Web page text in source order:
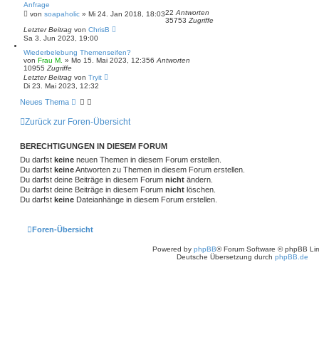
e
u
c
h
e
Anfrage
von soapaholic » Mi 24. Jan 2018, 18:0322 Antworten
35753 Zugriffe
Letzter Beitrag von ChrisB
Sa 3. Jun 2023, 19:00
Wiederbelebung Themenseifen?
von Frau M. » Mo 15. Mai 2023, 12:356 Antworten
10955 Zugriffe
Letzter Beitrag von Tryit
Di 23. Mai 2023, 12:32
Neues Thema
Zurück zur Foren-Übersicht
BERECHTIGUNGEN IN DIESEM FORUM
Du darfst keine neuen Themen in diesem Forum erstellen.
Du darfst keineAntworten zu Themen in diesem Forum erstellen.
Du darfst deine Beiträge in diesem Forum nicht ändern.
Du darfst deine Beiträge in diesem Forum nicht löschen.
Du darfst keine Dateianhänge in diesem Forum erstellen.
Foren-Übersicht
Powered by phpBB® Forum Software © phpBB
Deutsche Übersetzung durch phpBB.de